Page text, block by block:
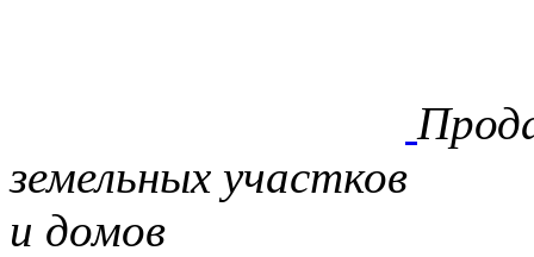
земельных участков
и домов